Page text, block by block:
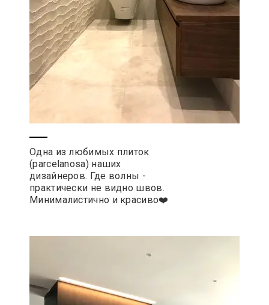
Одна из любимых плиток
(parcelanosa) наших
дизайнеров. Где волны -
практически не видно швов.
Минималистично и красиво❤️